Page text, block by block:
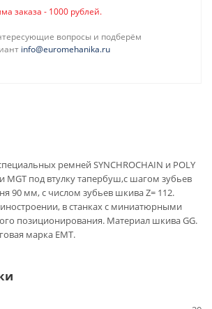
заказа - 1000 рублей.
вопросы и подберём
info@euromehanika.ru
ремней SYNCHROCHAIN и POLY
MGT под втулку тапербуш,с шагом зубьев
90 мм, с числом зубьев шкива Z= 112.
в станках с миниатюрными
позиционирования. Материал шкива GG.
марка EMT.